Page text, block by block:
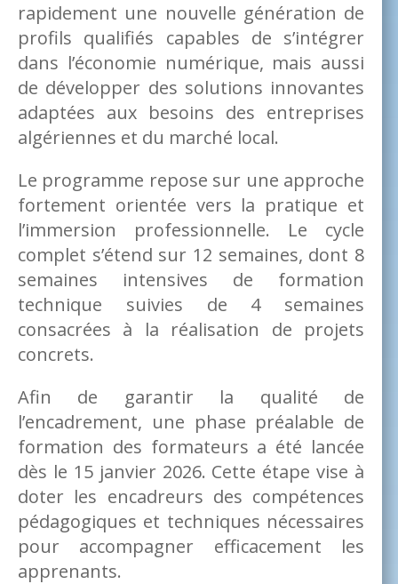
rapidement une nouvelle génération de
profils qualifiés capables de s’intégrer
dans l’économie numérique, mais aussi
de développer des solutions innovantes
adaptées aux besoins des entreprises
algériennes et du marché local.
Le programme repose sur une approche
fortement orientée vers la pratique et
l’immersion professionnelle. Le cycle
complet s’étend sur 12 semaines, dont 8
semaines intensives de formation
technique suivies de 4 semaines
consacrées à la réalisation de projets
concrets.
Afin de garantir la qualité de
l’encadrement, une phase préalable de
formation des formateurs a été lancée
dès le 15 janvier 2026. Cette étape vise à
doter les encadreurs des compétences
pédagogiques et techniques nécessaires
pour accompagner efficacement les
apprenants.